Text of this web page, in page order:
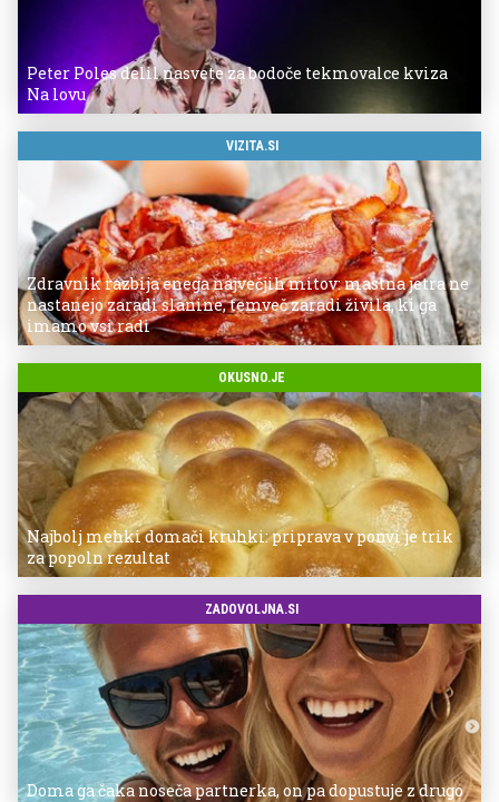
Peter Poles delil nasvete za bodoče tekmovalce kviza
Na lovu
VIZITA.SI
Zdravnik razbija enega največjih mitov: mastna jetra ne
nastanejo zaradi slanine, temveč zaradi živila, ki ga
imamo vsi radi
OKUSNO.JE
Najbolj mehki domači kruhki: priprava v ponvi je trik
za popoln rezultat
ZADOVOLJNA.SI
Doma ga čaka noseča partnerka, on pa dopustuje z drugo